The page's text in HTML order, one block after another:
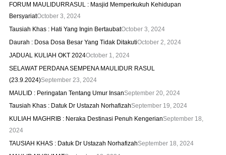
FORUM MAULIDURRASUL : Masjid Memperkukuh Kehidupan
BersyariatOctober 3, 2024
Tausiah Khas : Hati Yang Ingin BertaubatOctober 3, 2024
Daurah : Dosa Dosa Besar Yang Tidak DitakutiOctober 2, 2024
JADUAL KULIAH OKT 2024October 1, 2024
SELAWAT PERDANA SEMPENA MAULIDUR RASUL
(23.9.2024)September 23, 2024
MAULID : Peringatan Tentang Umur InsanSeptember 20, 2024
Tausiah Khas : Datuk Dr Ustazah NorhafizahSeptember 19, 2024
KULIAH MAGHRIB : Neraka Destinasi Penuh KengerianSeptember 18,
2024
TAUSIAH KHAS : Datuk Dr Ustazah NorhafizahSeptember 18, 2024